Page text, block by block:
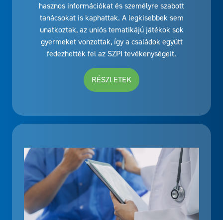
hasznos információkat és személyre szabott
tanácsokat is kaphattak. A legkisebbek sem
unatkoztak, az uniós tematikájú játékok sok
gyermeket vonzottak, így a családok együtt
fedezhették fel az SZPI tevékenységeit.
RÉSZLETEK